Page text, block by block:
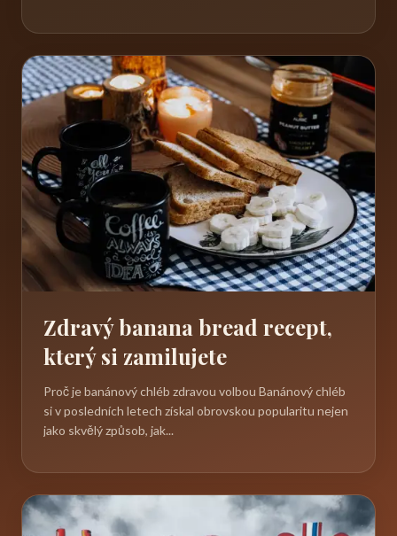
Zdravý banana bread recept,
který si zamilujete
Proč je banánový chléb zdravou volbou Banánový chléb
si v posledních letech získal obrovskou popularitu nejen
jako skvělý způsob, jak...